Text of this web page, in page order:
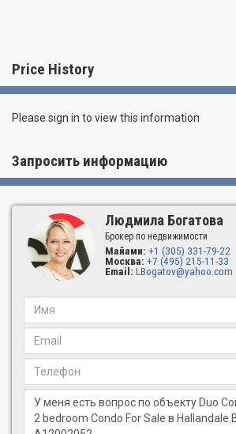
Price History
Please sign in to view this information
Запросить информацию
Людмила Богатова
Брокер по недвижимости
Майами: +1 (305) 331-79-22
Москва: +7 (495) 215-11-33
Email: LBogatov@yahoo.com